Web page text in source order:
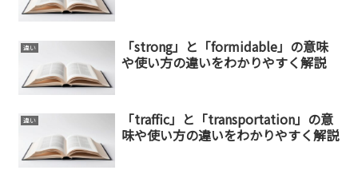
違い
「strong」と「formidable」の意味
や使い方の違いをわかりやすく解説
違い
「traffic」と「transportation」の意
味や使い方の違いをわかりやすく解説